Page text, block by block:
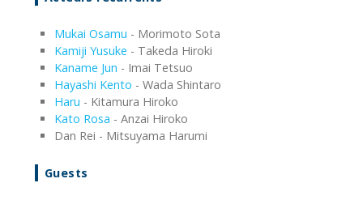
Mukai Osamu - Morimoto Sota
Kamiji Yusuke - Takeda Hiroki
Kaname Jun - Imai Tetsuo
Hayashi Kento - Wada Shintaro
Haru - Kitamura Hiroko
Kato Rosa - Anzai Hiroko
Dan Rei - Mitsuyama Harumi
Guests